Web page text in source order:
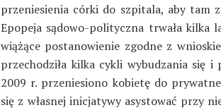
przeniesienia córki do szpitala, aby tam
Epopeja sądowo-polityczna trwała kilka
wiążące postanowienie zgodne z
przechodziła kilka cykli wybudzania się i
2009 r. przeniesiono kobietę do
się z własnej inicjatywy asystować przy